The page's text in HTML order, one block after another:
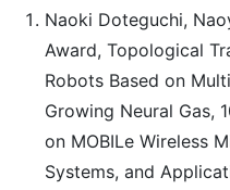
Naoki Doteguchi,
Award, Topological
Robots Based on
Growing Neural Gas,
on MOBILe Wireless
Systems, and